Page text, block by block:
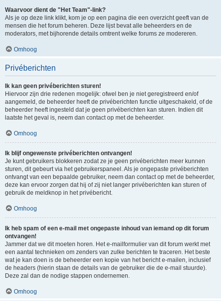
Waarvoor dient de "Het Team"-link?
Als je op deze link klikt, kom je op een pagina die een overzicht geeft van de
mensen die het forum beheren. Deze lijst bevat alle beheerders en de
moderators, met bijhorende details omtrent welke forums ze modereren.
Omhoog
Privéberichten
Ik kan geen privéberichten sturen!
Hiervoor zijn drie redenen mogelijk: ofwel ben je niet geregistreerd en/of
aangemeld, de beheerder heeft de privéberichten functie uitgeschakeld, of de
beheerder heeft ingesteld dat je geen privéberichten kan sturen. Indien dit
laatste het geval is, neem dan contact op met de beheerder.
Omhoog
Ik blijf ongewenste privéberichten ontvangen!
Je kunt gebruikers blokkeren zodat ze je geen privéberichten meer kunnen
sturen, dit gebeurt via het gebruikerspaneel. Als je ongepaste privéberichten
ontvangt van een bepaalde gebruiker, neem dan contact op met de beheerder,
deze kan ervoor zorgen dat hij of zij niet langer privéberichten kan sturen of
gebruik de meldknop in het privébericht.
Omhoog
Ik heb spam of een e-mail met ongepaste inhoud van iemand op dit forum
ontvangen!
Jammer dat we dit moeten horen. Het e-mailformulier van dit forum werkt met
een aantal technieken om zenders van zulke berichten te traceren. Het beste
wat je kan doen is de beheerder een kopie van het bericht e-mailen, inclusief
de headers (hierin staan de details van de gebruiker die de e-mail stuurde).
Deze zal dan de nodige stappen ondernemen.
Omhoog